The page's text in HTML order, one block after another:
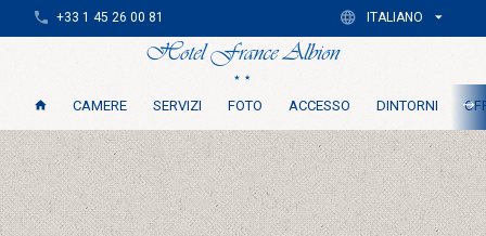
CAMERE SERVIZI FOTO ACCESSO DINTORNI
+33 1 45 26 00 81 ITALIANO